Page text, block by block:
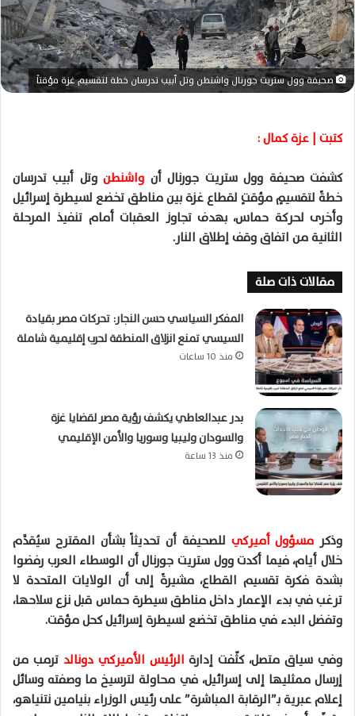
إ
ل
ك
ت
ر
ي
صحيفة وول ستريت جورنال واشنطن وتل أبيب تدرسان خطة لتقسيم غزة مؤقتاً
كتبت | عزة كمال :
كشفت صحيفة وول ستريت جورنال أن واشنطنوتل أبيب تدرسان
خطةً لتقسيمٍ مؤقتٍ لقطاع غزة بين مناطق تخضع لسيطرة إسرائيل
وأخرى لحركة حماس، بهدف تجاوز العقبات أمام تنفيذ المرحلة
الثانية من اتفاق وقف إطلاق النار.
مقالات ذات صلة
المفكر السياسي حسن النجار: تحركات مصر بقيادة
السيسي تمنع انزلاق المنطقة لحرب إقليمية شاملة
منذ 10 ساعات
بدر عبدالعاطي يكشف رؤية مصر لقضايا غزة
والسودان وليبيا وسوريا والأمن الإقليمي
منذ 13 ساعة
وذكر مسؤول أميركي للصحيفة أن تحديثاً بشأن المقترح سيُقدَّم
خلال أيام، فيما أكدتوول ستريت جورنال أن الوسطاء العرب رفضوا
بشدة فكرة تقسيم القطاع، مشيرةً إلى أن الولايات المتحدة لا
ترغب في بدء الإعمار داخل مناطق سيطرة حماس قبل نزع سلاحها،
وتفضل البدء في مناطق تخضع لسيطرة إسرائيل كحل مؤقت.
وفي سياق متصل، كثّفت إدارةالرئيس الأميركي دونالدترمب من
إرسالممثليها إلى إسرائيل، في محاولة لترسيخ ما وصفته وسائل
إعلام عبرية بـ”الرقابة المباشرة” على رئيس الوزراء بنيامين نتنياهو،